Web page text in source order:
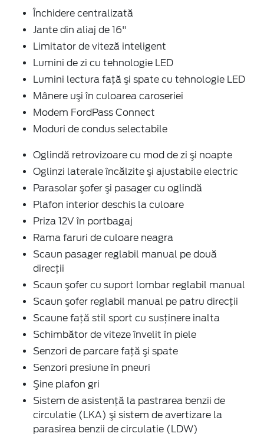
Închidere centralizată
Jante din aliaj de 16"
Limitator de viteză inteligent
Lumini de zi cu tehnologie LED
Lumini lectura faţă şi spate cu tehnologie LED
Mânere uşi în culoarea caroseriei
Modem FordPass Connect
Moduri de condus selectabile
Oglindă retrovizoare cu mod de zi şi noapte
Oglinzi laterale încălzite şi ajustabile electric
Parasolar şofer şi pasager cu oglindă
Plafon interior deschis la culoare
Priza 12V în portbagaj
Rama faruri de culoare neagra
Scaun pasager reglabil manual pe două
direcţii
Scaun şofer cu suport lombar reglabil manual
Scaun şofer reglabil manual pe patru direcţii
Scaune faţă stil sport cu susţinere inalta
Schimbător de viteze învelit în piele
Senzori de parcare faţă şi spate
Senzori presiune în pneuri
Şine plafon gri
Sistem de asistenţă la pastrarea benzii de
circulatie (LKA) şi sistem de avertizare la
parasirea benzii de circulatie (LDW)